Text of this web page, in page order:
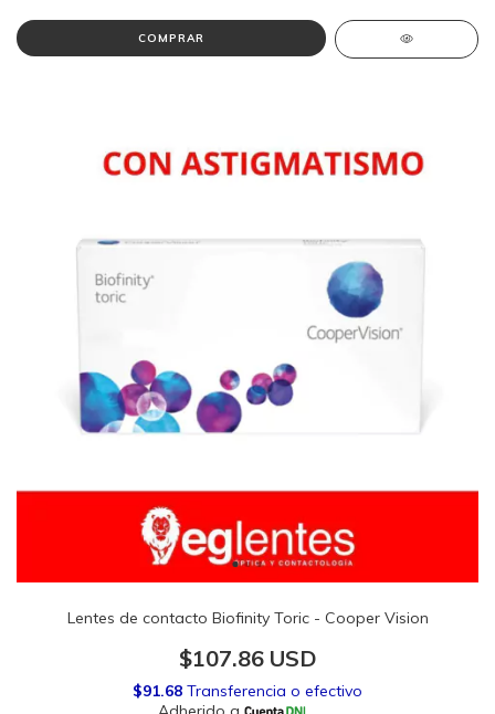
Lentes de contacto Biofinity Toric - Cooper Vision
$107.86 USD